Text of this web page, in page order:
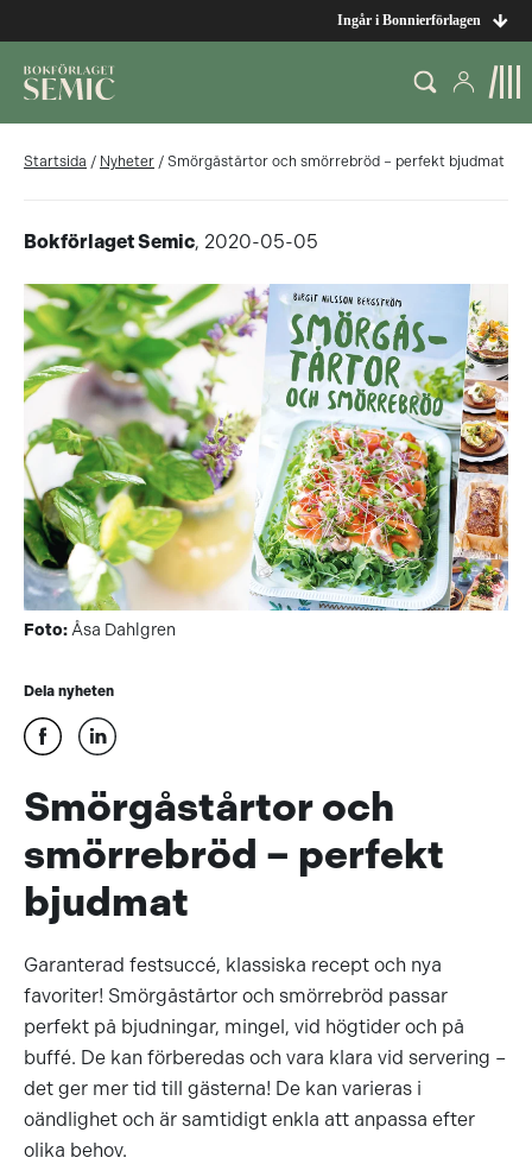
Ingår i Bonnierförlagen
Startsida / Nyheter / Smörgåstårtor och smörrebröd – perfekt bjudmat
Bokförlaget Semic, 2020-05-05
Foto:Åsa Dahlgren
Dela nyheten
Smörgåstårtor och
smörrebröd – perfekt
bjudmat
Garanterad festsuccé, klassiska recept och nya
favoriter! Smörgåstårtor och smörrebröd passar
perfekt på bjudningar, mingel, vid högtider och på
buffé. De kan förberedas och vara klara vid servering –
det ger mer tid till gästerna! De kan varieras i
oändlighet och är samtidigt enkla att anpassa efter
olika behov.